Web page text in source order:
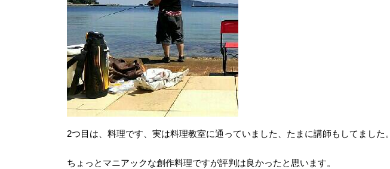
2つ目は、料理です、実は料理教室に通っていました、たまに講師もしてました。
ちょっとマニアックな創作料理ですが評判は良かったと思います。